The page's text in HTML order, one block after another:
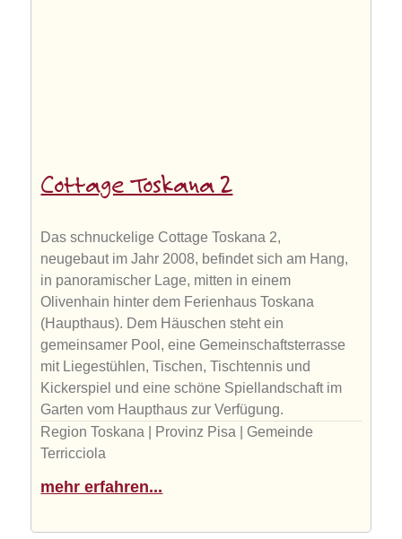
Cottage Toskana 2
Das schnuckelige Cottage Toskana 2,
neugebaut im Jahr 2008, befindet sich am Hang,
in panoramischer Lage, mitten in einem
Olivenhain hinter dem Ferienhaus Toskana
(Haupthaus). Dem Häuschen steht ein
gemeinsamer Pool, eine Gemeinschaftsterrasse
mit Liegestühlen, Tischen, Tischtennis und
Kickerspiel und eine schöne Spiellandschaft im
Garten vom Haupthaus zur Verfügung.
Region Toskana | Provinz Pisa | Gemeinde
Terricciola
mehr erfahren...